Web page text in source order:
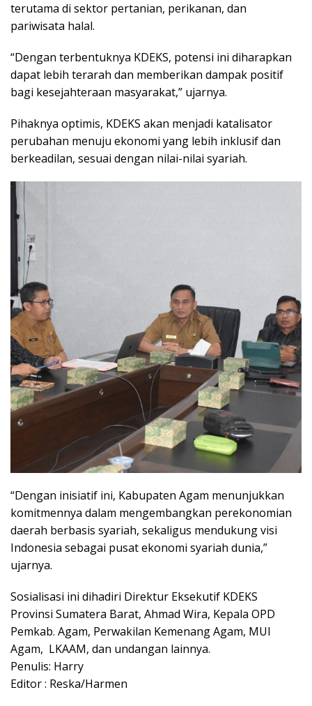
terutama di sektor pertanian, perikanan, dan
pariwisata halal.
“Dengan terbentuknya KDEKS, potensi ini diharapkan
dapat lebih terarah dan memberikan dampak positif
bagi kesejahteraan masyarakat,” ujarnya.
Pihaknya optimis, KDEKS akan menjadi katalisator
perubahan menuju ekonomi yang lebih inklusif dan
berkeadilan, sesuai dengan nilai-nilai syariah.
“Dengan inisiatif ini, Kabupaten Agam menunjukkan
komitmennya dalam mengembangkan perekonomian
daerah berbasis syariah, sekaligus mendukung visi
Indonesia sebagai pusat ekonomi syariah dunia,”
ujarnya.
Sosialisasi ini dihadiri Direktur Eksekutif KDEKS
Provinsi Sumatera Barat, Ahmad Wira, Kepala OPD
Pemkab. Agam, Perwakilan Kemenang Agam, MUI
Agam, LKAAM, dan undangan lainnya.
Penulis: Harry
Editor : Reska/Harmen